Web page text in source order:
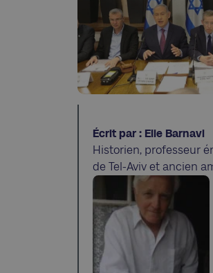
Écrit par : Elie Barnavi
Historien, professeur
de Tel-Aviv et ancien